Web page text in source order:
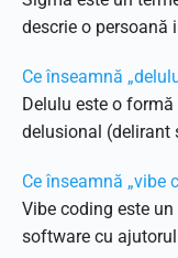
descrie o persoană
Ce înseamnă
Delulu este o
delusional (delirant
Ce înseamnă „vibe
Vibe coding este
software cu